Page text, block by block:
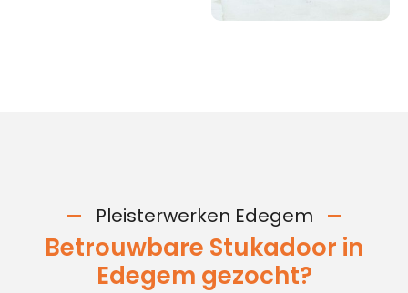
Pleisterwerken Edegem
Betrouwbare Stukadoor in
Edegem gezocht?